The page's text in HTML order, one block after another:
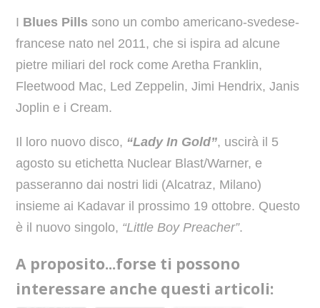
I Blues Pills sono un combo americano-svedese-
francese nato nel 2011, che si ispira ad alcune
pietre miliari del rock come Aretha Franklin,
Fleetwood Mac, Led Zeppelin, Jimi Hendrix, Janis
Joplin e i Cream.
Il loro nuovo disco, “Lady In Gold”, uscirà il 5
agosto su etichetta Nuclear Blast/Warner, e
passeranno dai nostri lidi (Alcatraz, Milano)
insieme ai Kadavar il prossimo 19 ottobre. Questo
è il nuovo singolo, “Little Boy Preacher”.
A proposito...forse ti possono
interessare anche questi articoli: